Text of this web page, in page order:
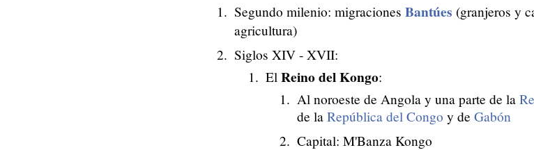
Segundo milenio: migraciones Bantúes (granjeros y
agricultura)
Siglos XIV - XVII:
El Reino del Kongo:
Al noroeste de Angola y una parte de la
de la República del Congo y de Gabón
Capital: M'Banza Kongo